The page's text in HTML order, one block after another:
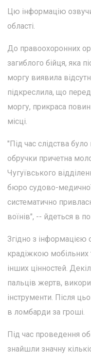
Цю інформацію
області.
До правоохоронних
загиблого бійця, яка
моргу виявила
підкреслила, що
моргу, прикраса
місці.
"Під час слідства
обручки причетна
Чугуївського
бюро судово-
систематично
воїнів", -- йдеться в
Згідно з інформацією
крадіжкою мобільних
інших цінностей.
пальців жертв,
інструменти. Після
в ломбарди за гроші.
Під час проведення
знайшли значну